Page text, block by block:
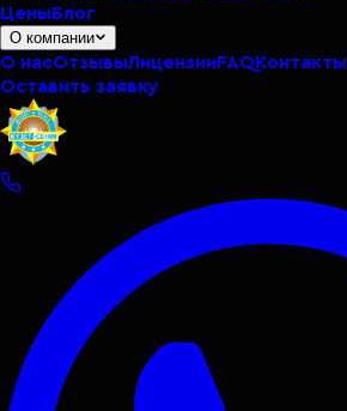
ЦеныБлог
О компании
О насОтзывыЛицензииFAQКонтакты
Оставить заявку